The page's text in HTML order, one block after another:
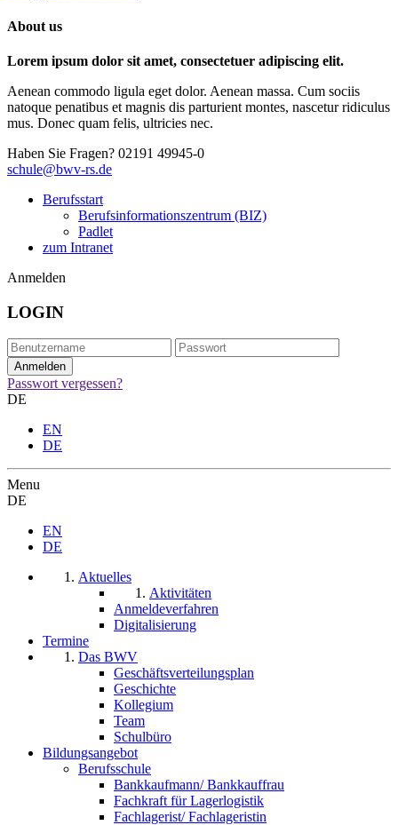
About us
Lorem ipsum dolor sit amet, consectetuer adipiscing elit.
Aenean commodo ligula eget dolor. Aenean massa. Cum sociis
natoque penatibus et magnis dis parturient montes, nascetur ridiculus
mus. Donec quam felis, ultricies nec.
Haben Sie Fragen? 02191 49945-0
schule@bwv-rs.de
Berufsstart
Berufsinformationszentrum (BIZ)
Padlet
zum Intranet
Anmelden
LOGIN
Passwort vergessen?
DE
EN
DE
Menu
DE
EN
DE
Aktuelles
Aktivitäten
Anmeldeverfahren
Digitalisierung
Termine
Das BWV
Geschäftsverteilungsplan
Geschichte
Kollegium
Team
Schulbüro
Bildungsangebot
Berufsschule
Bankkaufmann/ Bankkauffrau
Fachkraft für Lagerlogistik
Fachlagerist/ Fachlageristin